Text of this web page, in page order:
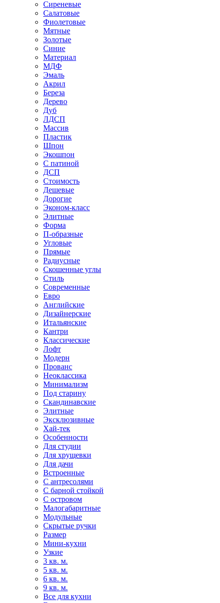
Сиреневые
Салатовые
Фиолетовые
Мятные
Золотые
Синие
Материал
МДФ
Эмаль
Акрил
Береза
Дерево
Дуб
ЛДСП
Массив
Пластик
Шпон
Экошпон
С патиной
ДСП
Стоимость
Дешевые
Дорогие
Эконом-класс
Элитные
Форма
П-образные
Угловые
Прямые
Радиусные
Скошенные углы
Стиль
Современные
Евро
Английские
Дизайнерские
Итальянские
Кантри
Классические
Лофт
Модерн
Прованс
Неоклассика
Минимализм
Под старину
Скандинавские
Элитные
Эксклюзивные
Хай-тек
Особенности
Для студии
Для хрущевки
Для дачи
Встроенные
С антресолями
С барной стойкой
С островом
Малогабаритные
Модульные
Скрытые ручки
Размер
Мини-кухни
Узкие
3 кв. м.
5 кв. м.
6 кв. м.
9 кв. м.
Все для кухни